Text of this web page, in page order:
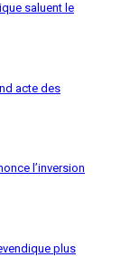
saluent le
acte des
l’inversion
plus